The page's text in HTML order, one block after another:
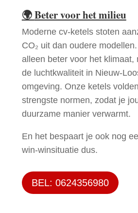
🌍Beter voor het milieu
Moderne cv-ketels stoten
CO₂ uit dan oudere
alleen beter voor het klimaat,
de luchtkwaliteit in Nieuw-
omgeving. Onze ketels
strengste normen, zodat je
duurzame manier verwarmt.
En het bespaart je ook nog
win-winsituatie dus.
BEL: 0624356980